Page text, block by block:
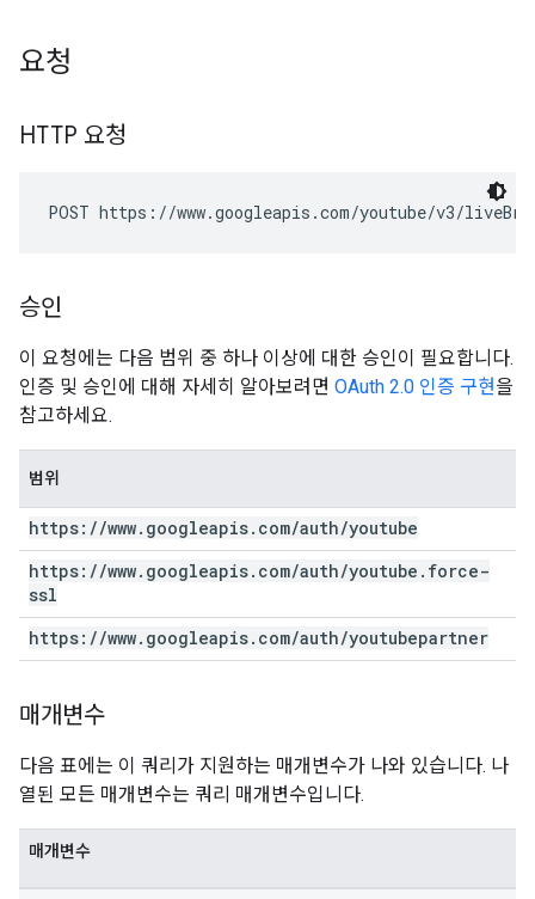
요청
HTTP 요청
POST https://www.googleapis.com/youtube/v3/
승인
이 요청에는 다음 범위 중 하나 이상에 대한 승인이 필요합니다.
인증 및 승인에 대해 자세히 알아보려면 OAuth 2.0 인증 구현을
참고하세요.
범위
https: //www. googleapis. com/auth/youtube
https: //www. googleapis. com/auth/youtube . force-
ssl
https: //www. googleapis. com/auth/youtubepartner
매개변수
다음 표에는 이 쿼리가 지원하는 매개변수가 나와 있습니다. 나
열된 모든 매개변수는 쿼리 매개변수입니다.
매개변수